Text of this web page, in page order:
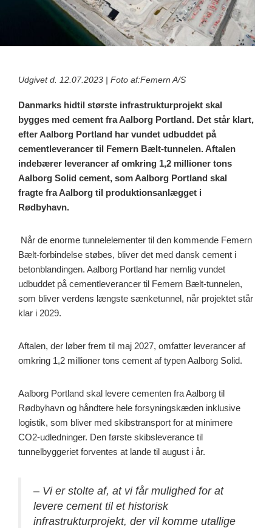
Udgivet d. 12.07.2023 | Foto af:Femern A/S
Danmarks hidtil største infrastrukturprojekt skal
bygges med cement fra Aalborg Portland. Det står klart,
efter Aalborg Portland har vundet udbuddet på
cementleverancer til Femern Bælt-tunnelen. Aftalen
indebærer leverancer af omkring 1,2 millioner tons
Aalborg Solid cement, som Aalborg Portland skal
fragte fra Aalborg til produktionsanlægget i
Rødbyhavn.
Når de enorme tunnelelementer til den kommende Femern
Bælt-forbindelse støbes, bliver det med dansk cement i
betonblandingen. Aalborg Portland har nemlig vundet
udbuddet på cementleverancer til Femern Bælt-tunnelen,
som bliver verdens længste sænketunnel, når projektet står
klar i 2029.
Aftalen, der løber frem til maj 2027, omfatter leverancer af
omkring 1,2 millioner tons cement af typen Aalborg Solid.
Aalborg Portland skal levere cementen fra Aalborg til
Rødbyhavn og håndtere hele forsyningskæden inklusive
logistik, som bliver med skibstransport for at minimere
CO2-udledninger. Den første skibsleverance til
tunnelbyggeriet forventes at lande til august i år.
– Vi er stolte af, at vi får mulighed for at
levere cement til et historisk
infrastrukturprojekt, der vil komme utallige